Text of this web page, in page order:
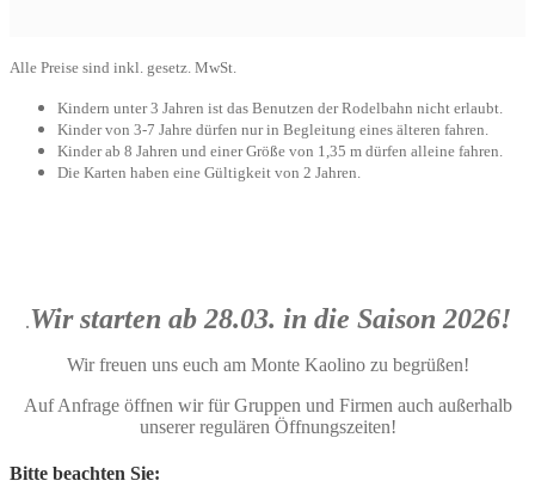
Alle Preise sind inkl. gesetz. MwSt.
Kindern unter 3 Jahren ist das Benutzen der Rodelbahn nicht erlaubt.
Kinder von 3-7 Jahre dürfen nur in Begleitung eines älteren fahren.
Kinder ab 8 Jahren und einer Größe von 1,35 m dürfen alleine fahren.
Die Karten haben eine Gültigkeit von 2 Jahren.
.Wir starten ab 28.03. in die Saison 2026!
Wir freuen uns euch am Monte Kaolino zu begrüßen!
Auf Anfrage öffnen wir für Gruppen und Firmen auch außerhalb
unserer regulären Öffnungszeiten!
Bitte beachten Sie: